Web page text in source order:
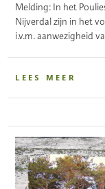
Melding: In het
Nijverdal zijn in het
i.v.m. aanwezigheid
LEES MEER